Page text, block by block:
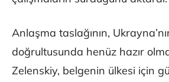
Anlaşma taslağının,
doğrultusunda henüz hazır
Zelenskiy, belgenin ülkesi için